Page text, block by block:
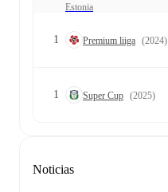
Estonia
1 Premium liiga (2024)
1 Super Cup (2025)
Noticias